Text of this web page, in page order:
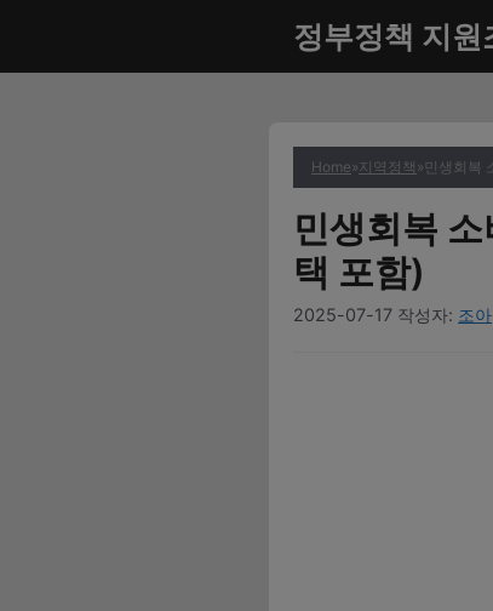
츠
정부정책 지원
Home»지역정책 » 민생회복
민생회복
택 포함)
2025-07-17 작성자: 조아